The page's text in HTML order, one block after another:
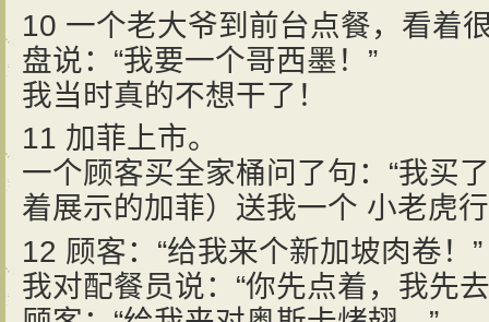
10 一个老大爷到前台点餐，看着
盘说：“我要一个哥西墨！”
我当时真的不想干了！
11 加菲上市。
一个顾客买全家桶问了句：“我买
着展示的加菲）送我一个 小老虎
12 顾客：“给我来个新加坡肉卷！”
我对配餐员说：“你先点着，我先